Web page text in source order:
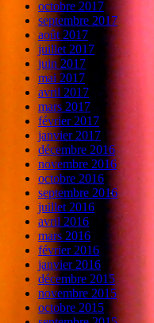
octobre 2017
septembre 2017
août 2017
juillet 2017
juin 2017
mai 2017
avril 2017
mars 2017
février 2017
janvier 2017
décembre 2016
novembre 2016
octobre 2016
septembre 2016
juillet 2016
avril 2016
mars 2016
février 2016
janvier 2016
décembre 2015
novembre 2015
octobre 2015